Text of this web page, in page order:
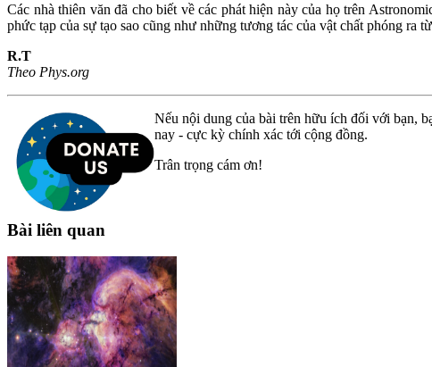
Các nhà thiên văn đã cho biết về các phát hiện này của họ trên
phức tạp của sự tạo sao cũng như những tương tác của vật chất phóng ra
R.T
Theo Phys.org
Nếu nội dung của bài trên hữu ích đối với bạn,
nay - cực kỳ chính xác tới cộng đồng.
Trân trọng cám ơn!
Bài liên quan